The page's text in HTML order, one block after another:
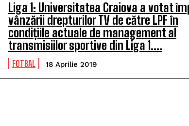
Liga 1: Universitatea Craiova a votat
vânzării drepturilor TV de către LPF în
condițiile actuale de management al
transmisiilor sportive din Liga 1....
FOTBAL 18 Aprilie 2019